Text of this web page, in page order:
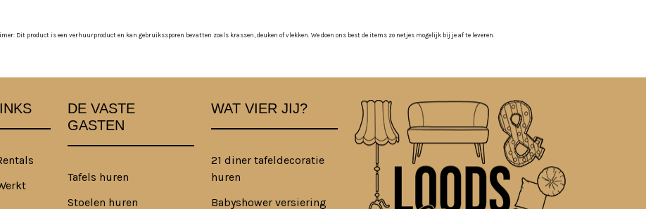
Dit product is een verhuurproduct en kan gebruikssporen bevatten zoals krassen, deuken of vlekken. We doen ons best de items zo netjes mogelijk bij je af te leveren.
DE VASTE
GASTEN
Tafels huren
Stoelen huren
WAT VIER JIJ?
21 diner tafeldecoratie
huren
Babyshower versiering